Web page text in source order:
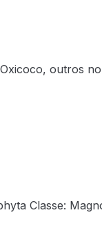
outros
Classe: